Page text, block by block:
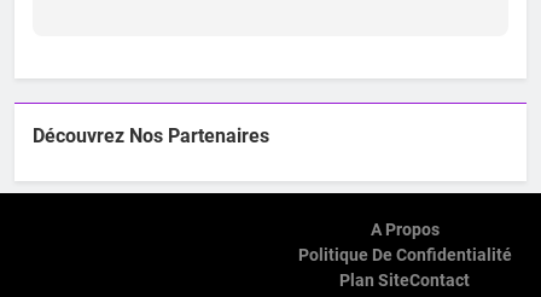
Découvrez Nos Partenaires
A Propos
Politique De Confidentialité
Plan SiteContact